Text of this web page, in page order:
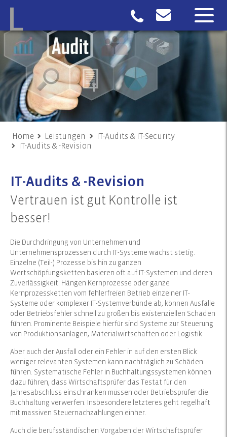
Home Leistungen
IT-Audits & IT-Security
IT-Audits & -Revision
IT-Audits & -Revision
Vertrauen ist gut Kontrolle ist
besser!
Die Durchdringung von Unternehmen und
Unternehmensprozessen durch IT-Systeme wächst stetig.
Einzelne (Teil-) Prozesse bis hin zu ganzen
Wertschöpfungsketten basieren oft auf IT-Systemen und deren
Zuverlässigkeit. Hängen Kernprozesse oder ganze
Kernprozessketten vom fehlerfreien Betrieb einzelner IT-
Systeme oder komplexer IT-Systemverbünde ab, können Ausfälle
oder Betriebsfehler schnell zu großen bis existenziellen Schäden
führen. Prominente Beispiele hierfür sind Systeme zur Steuerung
von Produktionsanlagen, Materialwirtschaften oder Logistik.
Aber auch der Ausfall oder ein Fehler in auf den ersten Blick
weniger relevanten Systemen kann nachträglich zu Schäden
führen. Systematische Fehler in Buchhaltungssystemen können
dazu führen, dass Wirtschaftsprüfer das Testat für den
Jahresabschluss einschränken müssen oder Betriebsprüfer die
Buchhaltung verwerfen. Insbesondere letzteres geht regelhaft
mit massiven Steuernachzahlungen einher.
Auch die berufsständischen Vorgaben der Wirtschaftsprüfer